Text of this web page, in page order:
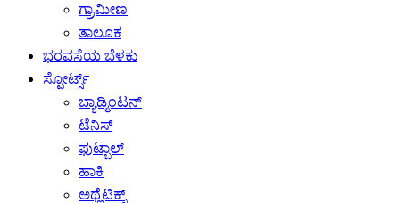
ಗ್ರಾಮೀಣ
ತಾಲೂಕ
ಭರವಸೆಯ ಬೆಳಕು
ಸ್ಪೋರ್ಟ್ಸ್
ಬ್ಯಾಡ್ಮಿಂಟನ್
ಟೆನಿಸ್
ಫುಟ್ಬಾಲ್
ಹಾಕಿ
ಅಥ್ಲೆಟಿಕ್ಸ್